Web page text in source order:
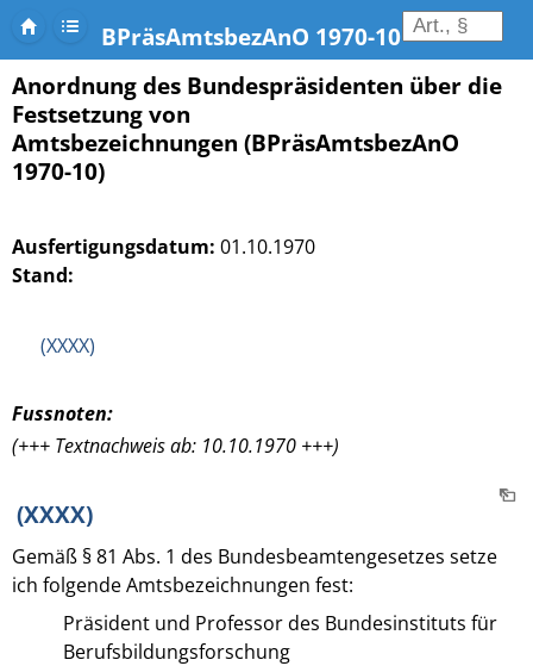
BPräsAmtsbezAnO 1970-10
Anordnung des Bundespräsidenten über die
Festsetzung von
Amtsbezeichnungen (BPräsAmtsbezAnO
1970-10)
Ausfertigungsdatum: 01.10.1970
Stand:
(XXXX)
Fussnoten:
(+++ Textnachweis ab: 10.10.1970 +++)
(XXXX)
Gemäß § 81 Abs. 1 des Bundesbeamtengesetzes setze
ich folgende Amtsbezeichnungen fest:
Präsident und Professor des Bundesinstituts für
Berufsbildungsforschung